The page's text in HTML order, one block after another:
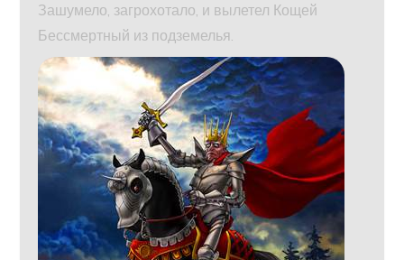
Зашумело, загрохотало, и вылетел Кощей
Бессмертный из подземелья.